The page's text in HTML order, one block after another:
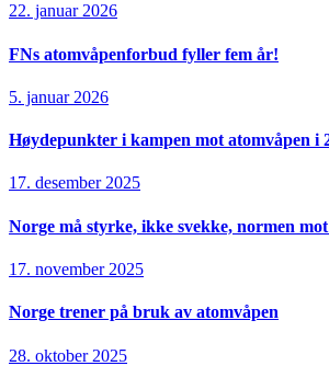
22. januar 2026
FNs atomvåpenforbud fyller fem år!
5. januar 2026
Høydepunkter i kampen mot atomvåpen i
17. desember 2025
Norge må styrke, ikke svekke, normen
17. november 2025
Norge trener på bruk av atomvåpen
28. oktober 2025